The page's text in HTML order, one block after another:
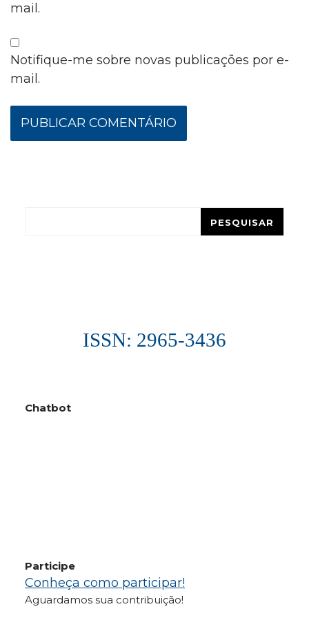
mail.
Notifique-me sobre novas publicações por e-
mail.
PESQUISAR
ISSN: 2965-3436
Chatbot
Participe
Conheça como participar!
Aguardamos sua contribuição!